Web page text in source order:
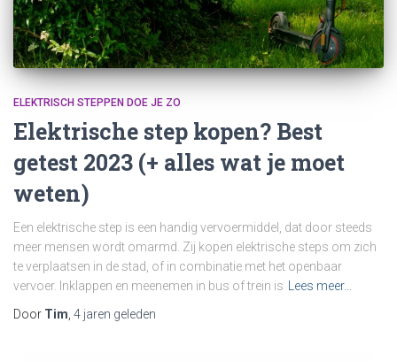
ELEKTRISCH STEPPEN DOE JE ZO
Elektrische step kopen? Best
getest 2023 (+ alles wat je moet
weten)
Een elektrische step is een handig vervoermiddel, dat door steeds
meer mensen wordt omarmd. Zij kopen elektrische steps om zich
te verplaatsen in de stad, of in combinatie met het openbaar
vervoer. Inklappen en meenemen in bus of trein is
Lees meer…
Door Tim 4 jaren geleden